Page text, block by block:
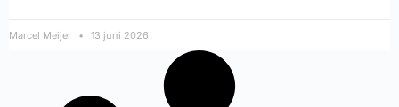
Marcel Meijer 13 juni 2026